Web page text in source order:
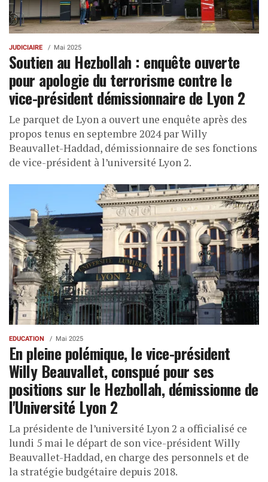
JUDICIAIRE Mai 2025
Soutien au Hezbollah : enquête ouverte
pour apologie du terrorisme contre le
vice-président démissionnaire de Lyon 2
Le parquet de Lyon a ouvert une enquête après des
propos tenus en septembre 2024 par Willy
Beauvallet-Haddad, démissionnaire de ses fonctions
de vice-président à l’université Lyon 2.
EDUCATION Mai 2025
En pleine polémique, le vice-président
Willy Beauvallet, conspué pour ses
positions sur le Hezbollah, démissionne de
l'Université Lyon 2
La présidente de l’université Lyon 2 a officialisé ce
lundi 5 mai le départ de son vice-président Willy
Beauvallet-Haddad, en charge des personnels et de
la stratégie budgétaire depuis 2018.